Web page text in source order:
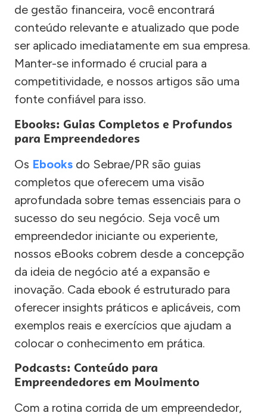
de gestão financeira, você encontrará
conteúdo relevante e atualizado que pode
ser aplicado imediatamente em sua empresa.
Manter-se informado é crucial para a
competitividade, e nossos artigos são uma
fonte confiável para isso.
Ebooks: Guias Completos e Profundos
para Empreendedores
Os Ebooks do Sebrae/PR são guias
completos que oferecem uma visão
aprofundada sobre temas essenciais para o
sucesso do seu negócio. Seja você um
empreendedor iniciante ou experiente,
nossos eBooks cobrem desde a concepção
da ideia de negócio até a expansão e
inovação. Cada ebook é estruturado para
oferecer insights práticos e aplicáveis, com
exemplos reais e exercícios que ajudam a
colocar o conhecimento em prática.
Podcasts: Conteúdo para
Empreendedores em Movimento
Com a rotina corrida de um empreendedor,